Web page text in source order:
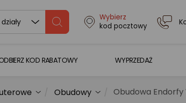
Wybierz
kod pocztowy
KOD RABATOWY WYPRZEDAŻ
Obudowy Obudowa Endorfy